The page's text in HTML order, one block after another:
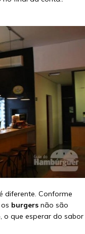
diferente. Conforme
burgers não são
o que esperar do sabor